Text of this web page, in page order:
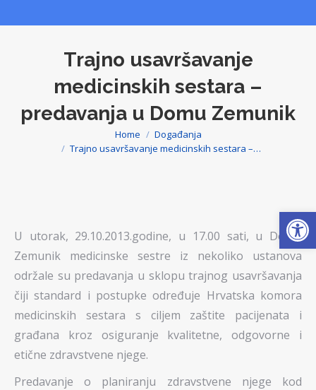
Trajno usavršavanje
medicinskih sestara –
predavanja u Domu Zemunik
Home
Događanja
Trajno usavršavanje medicinskih sestara –…
U utorak, 29.10.2013.godine, u 17.00 sati, u Domu
Zemunik medicinske sestre iz nekoliko ustanova
održale su predavanja u sklopu trajnog usavršavanja
čiji standard i postupke određuje Hrvatska komora
medicinskih sestara s ciljem zaštite pacijenata i
građana kroz osiguranje kvalitetne, odgovorne i
etične zdravstvene njege.
Predavanje o planiranju zdravstvene njege kod